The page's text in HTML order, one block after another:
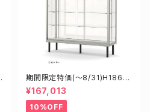
期間限定特価(～8/31)H18605
S W1800D600H1500mm 新
型業務用ガラスケース ショーケ
ース
¥167,013
10%OFF